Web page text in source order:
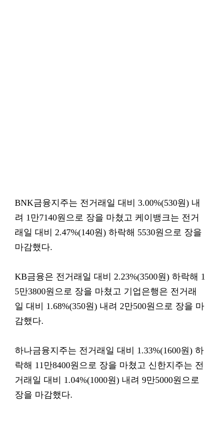
BNK금융지주는 전거래일 대비 3.00%(530원) 내
려 1만7140원으로 장을 마쳤고 케이뱅크는 전거
래일 대비 2.47%(140원) 하락해 5530원으로 장을
마감했다.
KB금융은 전거래일 대비 2.23%(3500원) 하락해 1
5만3800원으로 장을 마쳤고 기업은행은 전거래
일 대비 1.68%(350원) 내려 2만500원으로 장을 마
감했다.
하나금융지주는 전거래일 대비 1.33%(1600원) 하
락해 11만8400원으로 장을 마쳤고 신한지주는 전
거래일 대비 1.04%(1000원) 내려 9만5000원으로
장을 마감했다.